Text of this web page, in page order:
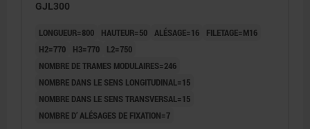
GJL300
LONGUEUR=800 HAUTEUR=50 ALÉSAGE=16
FILETAGE=M16
H2=770
H3=770
L2=750
NOMBRE DE TRAMES MODULAIRES=246
NOMBRE DANS LE SENS LONGITUDINAL=15
NOMBRE DANS LE SENS TRANSVERSAL=15
NOMBRE D’ ALÉSAGES DE FIXATION=7